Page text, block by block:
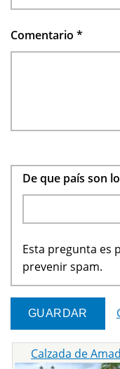
Comentario *
De que país son
Esta pregunta es
prevenir spam.
Calzada de